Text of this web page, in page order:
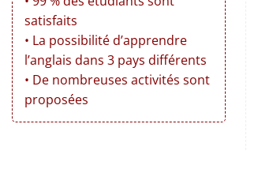
satisfaits
• La possibilité d’apprendre
l’anglais dans 3 pays différents
• De nombreuses activités sont
proposées